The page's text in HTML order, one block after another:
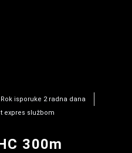
Rok isporuke 2 radna dana
expres službom
300m